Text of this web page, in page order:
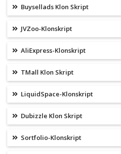
Buysellads Klon Skript
JVZoo-Klonskript
AliExpress-Klonskript
TMall Klon Skript
LiquidSpace-Klonskript
Dubizzle Klon Skript
Sortfolio-Klonskript